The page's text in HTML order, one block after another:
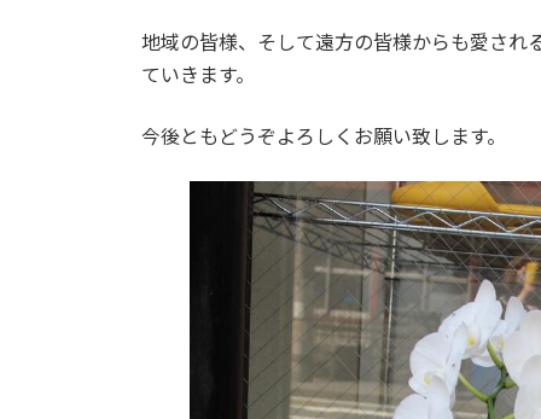
地域の皆様、そして遠方の皆様からも愛され
ていきます。
今後ともどうぞよろしくお願い致します。